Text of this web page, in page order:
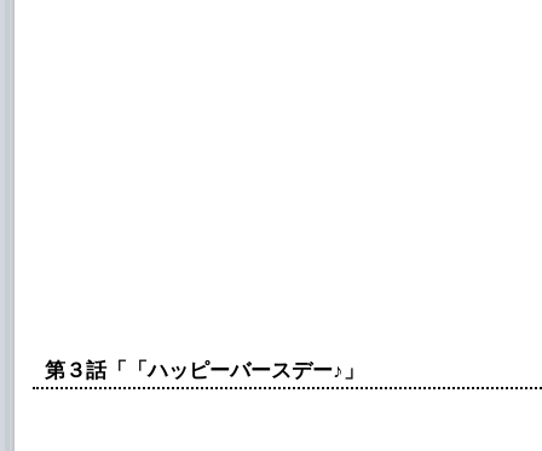
第３話「「ハッピーバースデー♪」